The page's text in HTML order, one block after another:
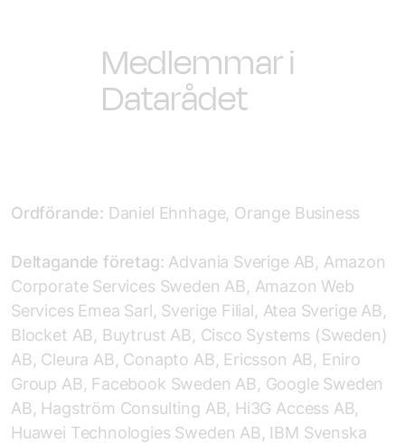
Medlemmar i
Datarådet
Ordförande: Daniel Ehnhage, Orange Business
Deltagande företag: Advania Sverige AB, Amazon
Corporate Services Sweden AB, Amazon Web
Services Emea Sarl, Sverige Filial, Atea Sverige AB,
Blocket AB, Buytrust AB, Cisco Systems (Sweden)
AB, Cleura AB, Conapto AB, Ericsson AB, Eniro
Group AB, Facebook Sweden AB, Google Sweden
AB, Hagström Consulting AB, Hi3G Access AB,
Huawei Technologies Sweden AB, IBM Svenska